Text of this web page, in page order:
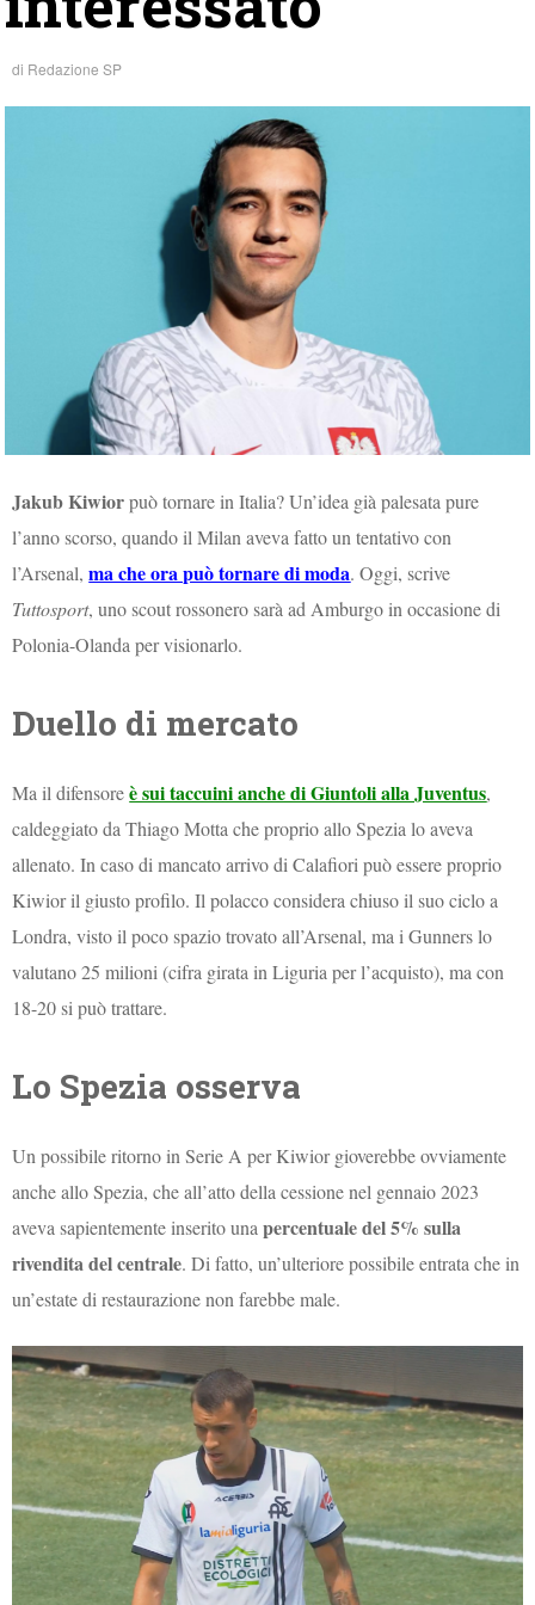
di Redazione SP
Jakub Kiwiorpuò tornare in Italia? Un’idea già palesata pure
l’anno scorso, quando il Milan aveva fatto un tentativo con
l’Arsenal,ma che ora può tornare di moda. Oggi, scrive
Tuttosport, uno scout rossonero sarà ad Amburgo in occasione di
Polonia-Olanda per visionarlo.
Duello di mercato
Ma il difensoreè sui taccuini anche di Giuntoli alla Juventus,
caldeggiato da Thiago Motta che proprio allo Spezia lo aveva
allenato. In caso di mancato arrivo di Calafiori può essere proprio
Kiwior il giusto profilo. Il polacco considera chiuso il suo ciclo a
Londra, visto il poco spazio trovato all’Arsenal, ma i Gunners lo
valutano 25 milioni (cifra girata in Liguria per l’acquisto), ma con
18-20 si può trattare.
Lo Spezia osserva
Un possibile ritorno in Serie A per Kiwior gioverebbe ovviamente
anche allo Spezia, che all’atto della cessione nel gennaio 2023
aveva sapientemente inserito unapercentuale del 5% sulla
rivendita del centrale. Di fatto, un’ulteriore possibile entrata che in
un’estate di restaurazione non farebbe male.